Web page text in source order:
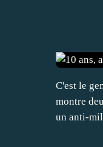
C'est le
montre
un anti-